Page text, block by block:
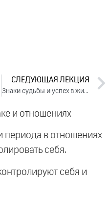
СЛЕДУЮЩАЯ ЛЕКЦИЯ
Знаки судьбы и успех в жизни. Лекция 1 (2018)
и отношениях
периода в отношениях
себя.
себя и